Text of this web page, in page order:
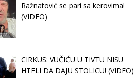
Ražnatović se pari sa kerovima!
(VIDEO)
CIRKUS: VUČIĆU U TIVTU NISU
HTELI DA DAJU STOLICU! (VIDEO)